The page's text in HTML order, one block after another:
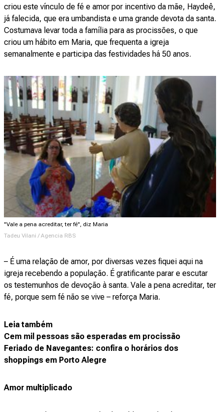
criou este vínculo de fé e amor por incentivo da mãe, Haydeê,
já falecida, que era umbandista e uma grande devota da santa.
Costumava levar toda a família para as procissões, o que
criou um hábito em Maria, que frequenta a igreja
semanalmente e participa das festividades há 50 anos.
"Vale a pena acreditar, ter fé", diz Maria
Tadeu Vilani / Agencia RBS
– É uma relação de amor, por diversas vezes fiquei aqui na
igreja recebendo a população. É gratificante parar e escutar
os testemunhos de devoção à santa. Vale a pena acreditar, ter
fé, porque sem fé não se vive – reforça Maria.
Leia também
Cem mil pessoas são esperadas em procissão
Feriado de Navegantes: confira o horários dos
shoppings em Porto Alegre
Amor multiplicado